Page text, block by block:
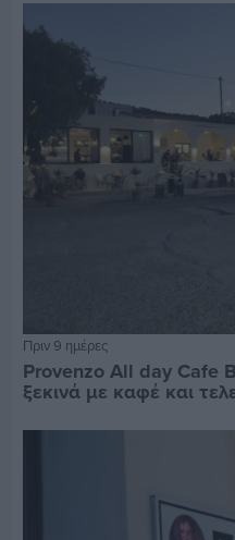
Πριν 9 ημέρες
Provenzo All day Cafe
ξεκινά με καφέ και